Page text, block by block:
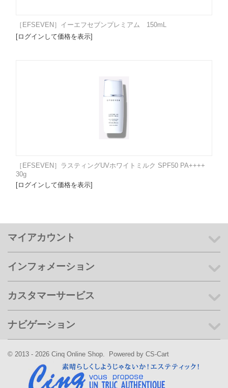
［EFSEVEN］イーエフセブンプレミアム 150mL
[ログインして価格を表示]
［EFSEVEN］ラスティングUVホワイトミルク SPF50 PA++++
30g
[ログインして価格を表示]
マイアカウント
インフォメーション
カスタマーサービス
ナビゲーション
© 2013 - 2026 Cinq Online Shop. Powered by CS-Cart